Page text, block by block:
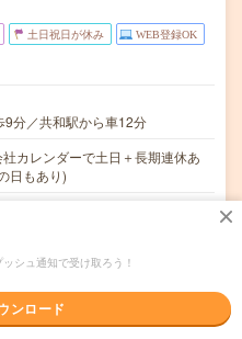
土日祝日が休み WEB登録OK
分／共和駅から車12分
カレンダーで土日＋長期連休あ
日もあり)
月～！
シュ通知で受け取ろう！
ンロード